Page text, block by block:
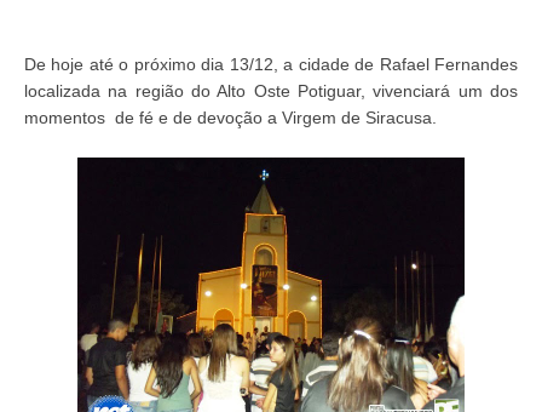
De hoje até o próximo dia 13/12, a cidade de Rafael Fernandes
localizada na região do Alto Oste Potiguar, vivenciará um dos
momentos de fé e de devoção a Virgem de Siracusa.